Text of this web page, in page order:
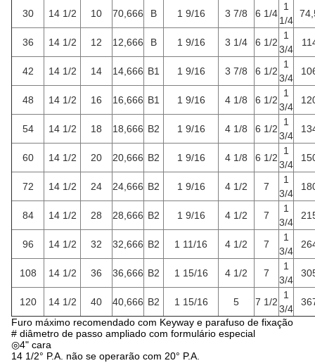
30 14 1/2 10 70,666 B 1 9/16 3 7/8 6 1/4
1
1/4
36 14 1/2 12 12,666 B 1 9/16 3 1/4 6 1/2
1
3/4
42 14 1/2 14 14,666 B1 1 9/16 3 7/8 6 1/2
1
3/4
48 14 1/2 16 16,666 B1 1 9/16 4 1/8 6 1/2
1
3/4
54 14 1/2 18 18,666 B2 1 9/16 4 1/8 6 1/2
1
3/4
60 14 1/2 20 20,666 B2 1 9/16 4 1/8 6 1/2
1
3/4
72 14 1/2 24 24,666 B2 1 9/16 4 1/2 7
1
3/4
84 14 1/2 28 28,666 B2 1 9/16 4 1/2 7
1
3/4
96 14 1/2 32 32,666 B2 1 11/16 4 1/2 7
1
3/4
108 14 1/2 36 36,666 B2 1 15/16 4 1/2 7
1
3/4
120 14 1/2 40 40,666 B2 1 15/16 5 7 1/2
1
3/4
Furo máximo recomendado com Keyway e parafuso de fixação
# diâmetro de passo ampliado com formulário especial
◎4" cara
14 1/2° P.A. não se operarão com 20° P.A.